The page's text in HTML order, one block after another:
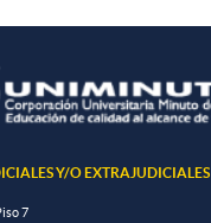
Y/O EXTRAJUDICIALES
7